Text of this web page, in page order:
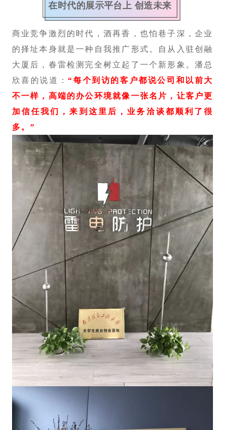
在时代的展示平台上 创造未来
商业竞争激烈的时代，酒再香，也怕巷子深，企业
的择址本身就是一种自我推广形式。自从入驻创融
大厦后，春雷检测完全树立起了一个新形象。潘总
欣喜的说道：“每个到访的客户都说公司和以前大
不一样，高端的办公环境就像一张名片，让客户更
加信任我们，来到这里后，业务洽谈都顺利了很
多。”